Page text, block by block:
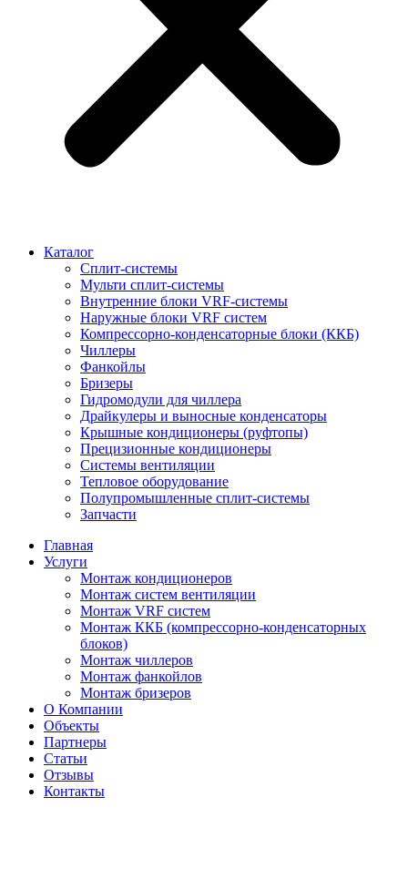
Каталог
Сплит-системы
Мульти сплит-системы
Внутренние блоки VRF-cистемы
Наружные блоки VRF cистем
Компрессорно-конденсаторные блоки (ККБ)
Чиллеры
Фанкойлы
Бризеры
Гидромодули для чиллера
Драйкулеры и выносные конденсаторы
Крышные кондиционеры (руфтопы)
Прецизионные кондиционеры
Системы вентиляции
Тепловое оборудование
Полупромышленные сплит-системы
Запчасти
Главная
Услуги
Монтаж кондиционеров
Монтаж cистем вентиляции
Монтаж VRF систем
Монтаж ККБ (компрессорно-конденсаторных
блоков)
Монтаж чиллеров
Монтаж фанкойлов
Монтаж бризеров
О Компании
Объекты
Партнеры
Статьи
Отзывы
Контакты